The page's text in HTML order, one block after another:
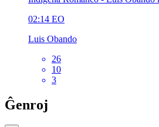
02:14 EO
Luis Obando
26
10
3
Ĝenroj